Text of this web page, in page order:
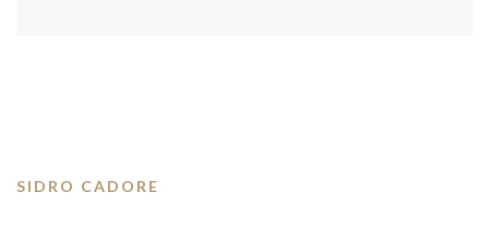
SIDRO CADORE